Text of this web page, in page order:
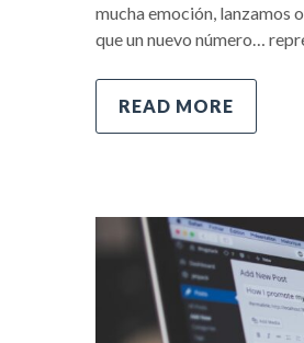
mucha emoción, lanzamos
que un nuevo número…
READ MORE